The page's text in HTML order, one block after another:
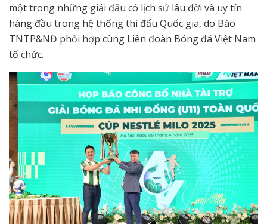
một trong những giải đấu có lịch sử lâu đời và uy tín
hàng đầu trong hệ thống thi đấu Quốc gia, do Báo
TNTP&NĐ phối hợp cùng Liên đoàn Bóng đá Việt Nam
tổ chức.